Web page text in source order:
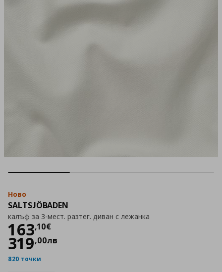
Ново
SALTSJÖBADEN
калъф за 3-мест. разтег. диван с лежанка
163,10€
Цена
319,00лв
820 точки